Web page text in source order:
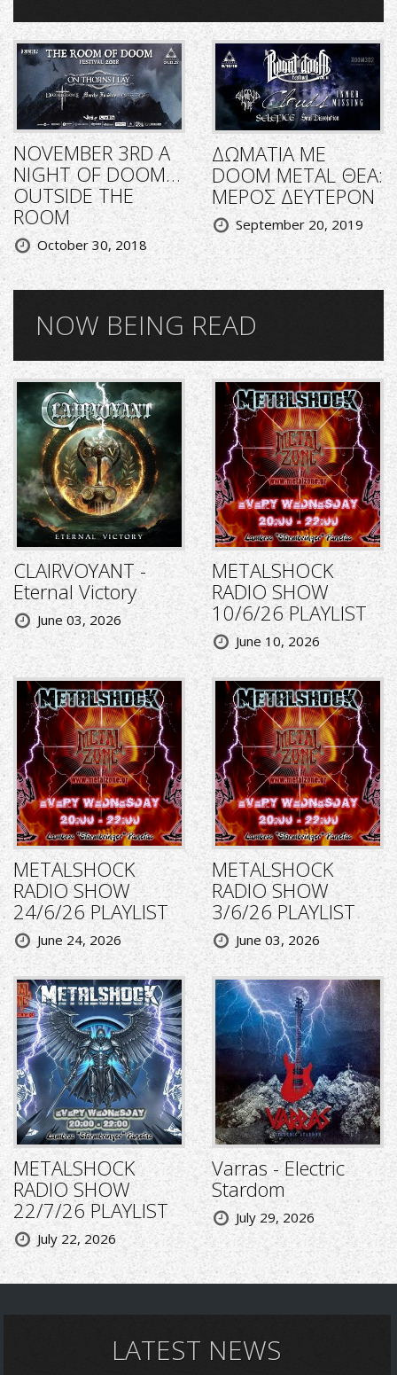
NOVEMBER 3RD A
NIGHT OF DOOM…
OUTSIDE THE
ROOM
October 30, 2018
ΔΩΜΑΤΙΑ ΜΕ
DOOM METAL ΘΕΑ:
ΜΕΡΟΣ ΔΕΥΤΕΡΟΝ
September 20, 2019
NOW BEING READ
CLAIRVOYANT -
Eternal Victory
June 03, 2026
METALSHOCK
RADIO SHOW
10/6/26 PLAYLIST
June 10, 2026
METALSHOCK
RADIO SHOW
24/6/26 PLAYLIST
June 24, 2026
METALSHOCK
RADIO SHOW
3/6/26 PLAYLIST
June 03, 2026
METALSHOCK
RADIO SHOW
22/7/26 PLAYLIST
July 22, 2026
Varras - Electric
Stardom
July 29, 2026
LATEST NEWS